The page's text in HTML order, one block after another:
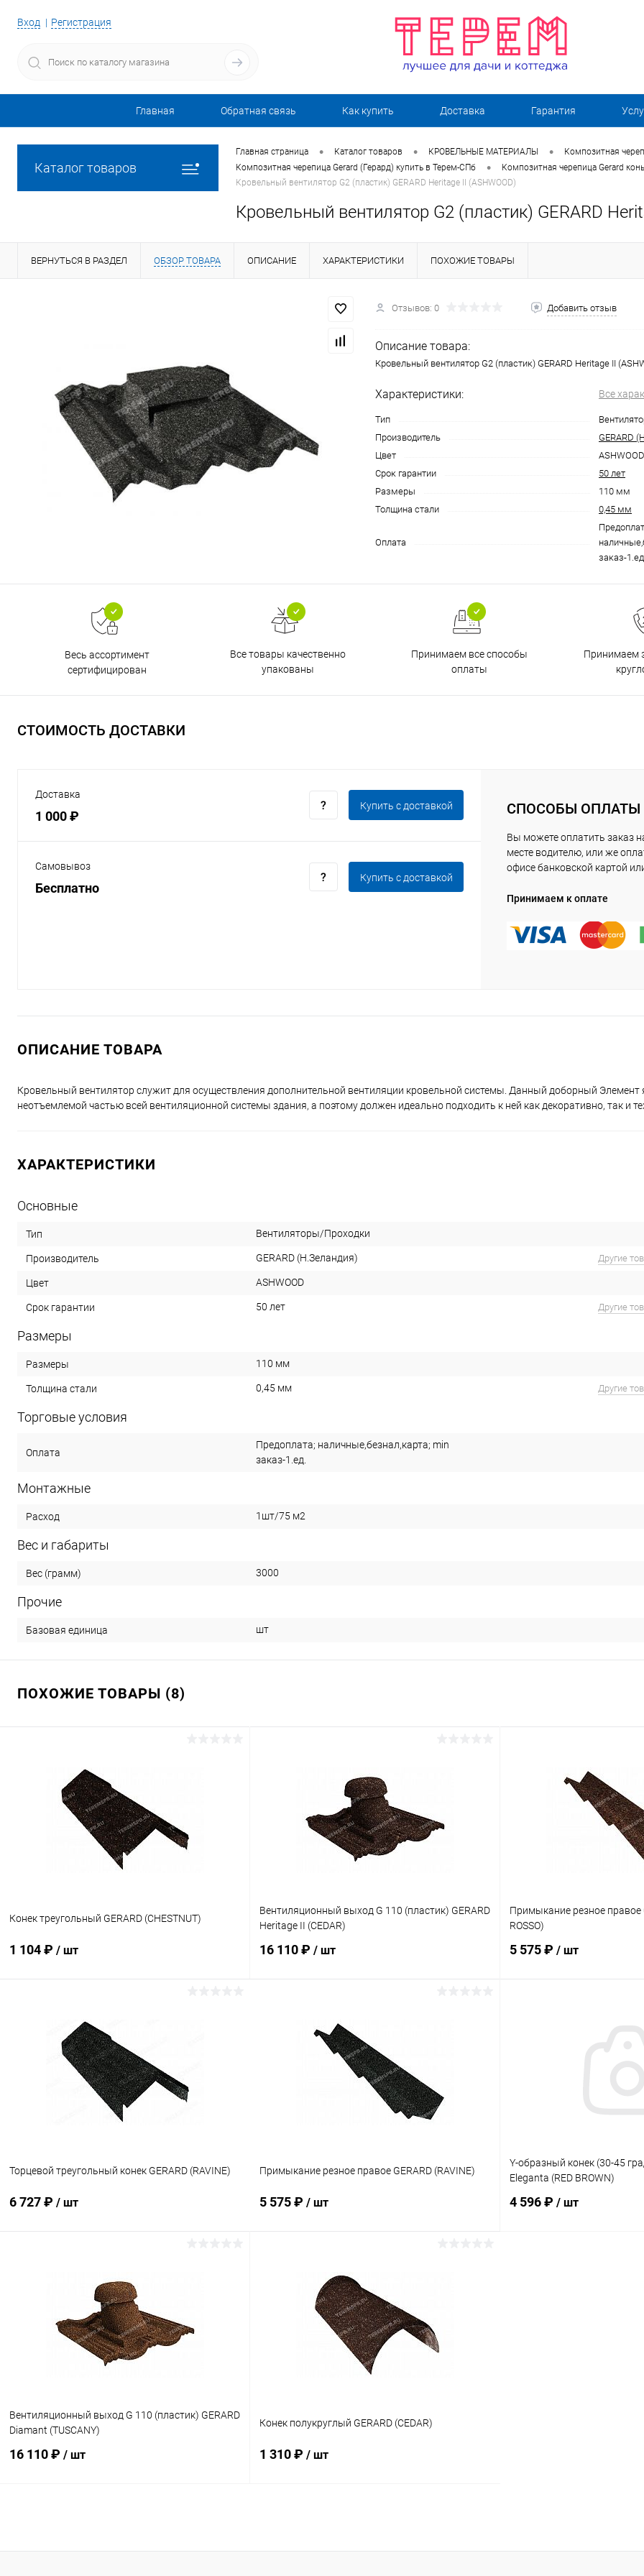
Вход Регистрация
Главная Обратная связь Как купить Доставка Гарантия
Каталог товаров
Главная страница • Каталог товаров • КРОВЕЛЬНЫЕ МАТЕРИАЛЫ • Композитная
Композитная черепица Gerard (Герард) купить в Терем-СПб • Композитная черепица Gerard
Кровельный вентилятор G2 (пластик) GERARD Heritage II (ASHWOOD)
Кровельный вентилятор G2 (пластик) GERARD
ВЕРНУТЬСЯ В РАЗДЕЛ ОБЗОР ТОВАРА ОПИСАНИЕ ХАРАКТЕРИСТИКИ ПОХОЖИЕ ТОВАРЫ
Отзывов: 0 Добавить отзыв
Описание товара:
Кровельный вентилятор G2 (пластик) GERARD Heritage II
Характеристики: Все
Тип
Производитель
GERARD
Цвет
ASHWOOD
Срок гарантии
50 лет
Размеры
110 мм
Толщина стали
0,45 мм
Оплата
заказ-
Весь ассортимент
сертифицирован
Все товары качественно
упакованы
Принимаем все способы
оплаты
Принимаем
СТОИМОСТЬ ДОСТАВКИ
Доставка
1 000 ₽
Купить c доставкой
Самовывоз
Бесплатно
Купить c доставкой
СПОСОБЫ ОПЛАТЫ
Вы можете оплатить заказ
месте водителю, или же
офисе банковской картой
Принимаем к оплате
ОПИСАНИЕ ТОВАРА
Кровельный вентилятор служит для осуществления дополнительной вентиляции кровельной системы. Данный доборный Элемент
неотъемлемой частью всей вентиляционной системы здания, а поэтому должен идеально подходить к ней как декоративно, так и
ХАРАКТЕРИСТИКИ
Основные
Тип Вентиляторы/Проходки
Производитель GERARD (Н.Зеландия) Другие
Цвет ASHWOOD
Срок гарантии 50 лет Другие
Размеры
Размеры 110 мм
Толщина стали 0,45 мм Другие
Торговые условия
Оплата
Предоплата; наличные,безнал,карта; min
заказ-1.ед.
Монтажные
Расход 1шт/75 м2
Вес и габариты
Вес (грамм) 3000
Прочие
Базовая единица шт
ПОХОЖИЕ ТОВАРЫ (8)
Конек треугольный GERARD (CHESTNUT)
1 104 ₽ / шт
Купить в 1 клик
В избранное Под заказ
Вентиляционный выход G 110 (пластик) GERARD
Heritage II (CEDAR)
16 110 ₽ / шт
Купить в 1 клик
Под заказ
Примыкание резное правое
ROSSO)
5 575 ₽ / шт
Торцевой треугольный конек GERARD (RAVINE)
6 727 ₽ / шт
В избранное Под заказ
Примыкание резное правое GERARD (RAVINE)
5 575 ₽ / шт
Купить в 1 клик
В избранное Под заказ
Y-образный конек (30-45
Eleganta (RED BROWN)
4 596 ₽ / шт
Вентиляционный выход G 110 (пластик) GERARD
Diamant (TUSCANY)
16 110 ₽ / шт
Купить в 1 клик Сравнение
Конек полукруглый GERARD (CEDAR)
1 310 ₽ / шт
Купить в 1 клик Сравнение